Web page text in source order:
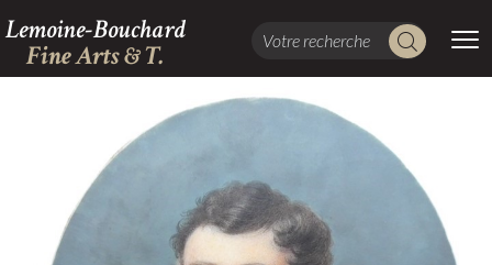
Lemoine-Bouchard
Fine Arts & T.